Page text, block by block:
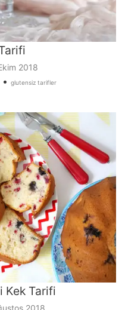
2018
glutensiz tarifler
Kek Tarifi